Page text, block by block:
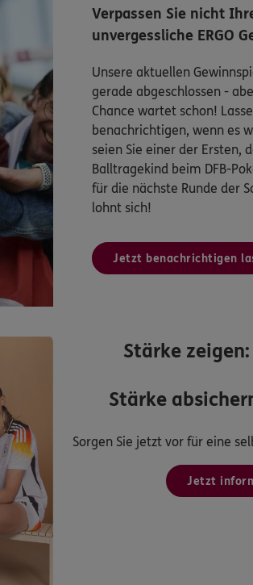
Verpassen Sie nicht
unvergessliche ERGO
Unsere aktuellen
gerade abgeschlossen -
Chance wartet schon!
benachrichtigen, wenn es
seien Sie einer der Ersten,
Balltragekind beim DFB-
für die nächste Runde der
lohnt sich!
Jetzt benachrichtigen
Stärke
Stärke
Sorgen Sie jetzt vor für eine
Jetzt